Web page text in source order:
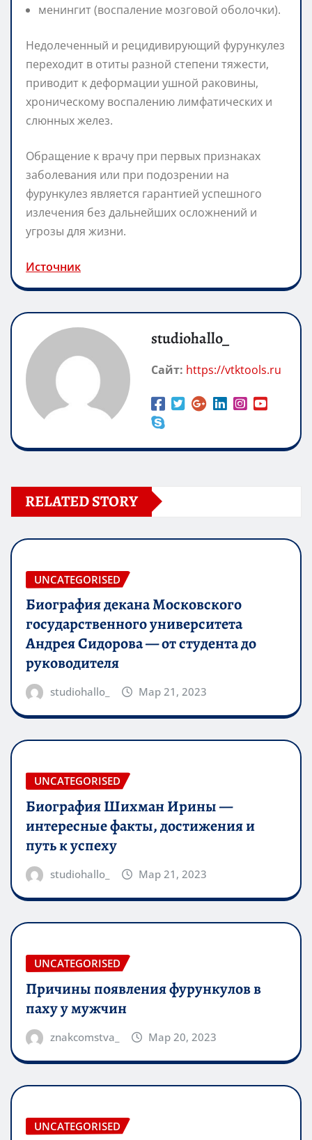
менингит (воспаление мозговой оболочки).
Недолеченный и рецидивирующий фурункулез
переходит в отиты разной степени тяжести,
приводит к деформации ушной раковины,
хроническому воспалению лимфатических и
слюнных желез.
Обращение к врачу при первых признаках
заболевания или при подозрении на
фурункулез является гарантией успешного
излечения без дальнейших осложнений и
угрозы для жизни.
Источник
studiohallo_
Сайт: https://vtktools.ru
RELATED STORY
UNCATEGORISED
Биография декана Московского
государственного университета
Андрея Сидорова — от студента до
руководителя
studiohallo_ Мар 21, 2023
UNCATEGORISED
Биография Шихман Ирины —
интересные факты, достижения и
путь к успеху
studiohallo_ Мар 21, 2023
UNCATEGORISED
Причины появления фурункулов в
паху у мужчин
znakcomstva_ Мар 20, 2023
UNCATEGORISED